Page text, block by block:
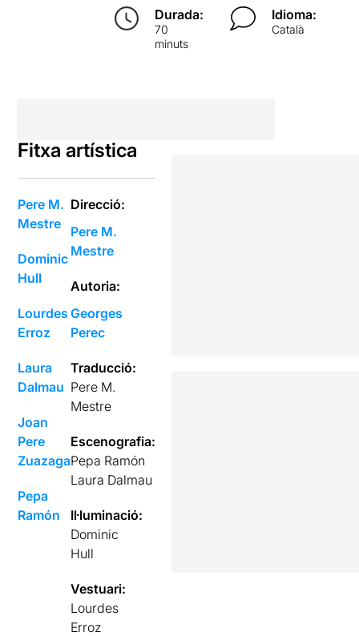
Durada:
70
minuts
Idioma:
Català
Fitxa artística
Pere M.
Mestre
Dominic
Hull
Lourdes
Erroz
Laura
Dalmau
Joan
Pere
Zuazaga
Pepa
Ramón
Direcció:
Pere M.
Mestre
Autoria:
Georges
Perec
Traducció:
Pere M.
Mestre
Escenografia:
Pepa Ramón
Laura Dalmau
Il·luminació:
Dominic
Hull
Vestuari:
Lourdes
Erroz